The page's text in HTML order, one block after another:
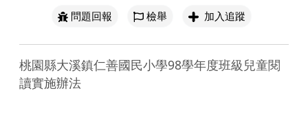
問題回報
檢舉 加入追蹤
桃園縣大溪鎮仁善國民小學98學年度班級兒童閱
讀實施辦法